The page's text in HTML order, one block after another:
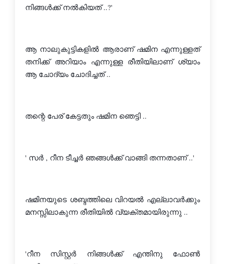
നിങ്ങള്‍ക്ക് നല്‍കിയത് ..?'
ആ നാലുകുട്ടികളില്‍ ആരാണ് ഷമിന എന്നുള്ളത്
തനിക്ക് അറിയാം എന്നുള്ള രീതിയിലാണ്‌ ശ്യാം
ആ ചോദ്യം ചോദിച്ചത് ..
തന്റെ പേര് കേട്ടതും ഷമിന ഞെട്ടി ..
' സര്‍ , റീന ടീച്ചര്‍ ഞങ്ങള്‍ക്ക് വാങ്ങി തന്നതാണ് ..'
ഷമിനയുടെ ശബ്ദത്തിലെ വിറയല്‍ എല്ലാവര്‍ക്കും
മനസ്സിലാകുന്ന രീതിയില്‍ വ്യക്തമായിരുന്നു ..
'റീന സിസ്റ്റര്‍ നിങ്ങള്‍ക്ക് എന്തിനു ഫോണ്‍